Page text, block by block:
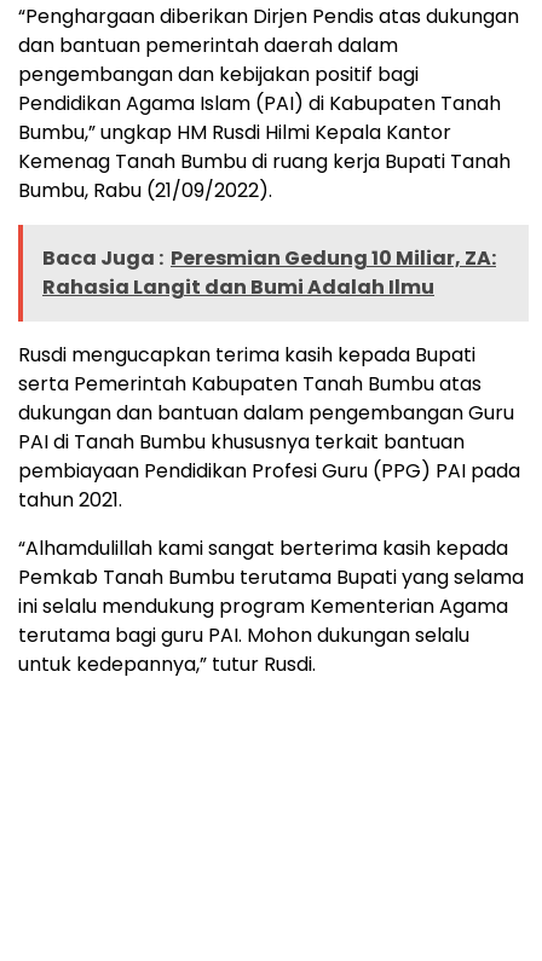
“Penghargaan diberikan Dirjen Pendis atas dukungan
dan bantuan pemerintah daerah dalam
pengembangan dan kebijakan positif bagi
Pendidikan Agama Islam (PAI) di Kabupaten Tanah
Bumbu,” ungkap HM Rusdi Hilmi Kepala Kantor
Kemenag Tanah Bumbu di ruang kerja Bupati Tanah
Bumbu, Rabu (21/09/2022).
Baca Juga : Peresmian Gedung 10 Miliar, ZA:
Rahasia Langit dan Bumi Adalah Ilmu
Rusdi mengucapkan terima kasih kepada Bupati
serta Pemerintah Kabupaten Tanah Bumbu atas
dukungan dan bantuan dalam pengembangan Guru
PAI di Tanah Bumbu khususnya terkait bantuan
pembiayaan Pendidikan Profesi Guru (PPG) PAI pada
tahun 2021.
“Alhamdulillah kami sangat berterima kasih kepada
Pemkab Tanah Bumbu terutama Bupati yang selama
ini selalu mendukung program Kementerian Agama
terutama bagi guru PAI. Mohon dukungan selalu
untuk kedepannya,” tutur Rusdi.